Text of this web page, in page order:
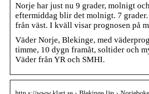
Norje har just nu 9 grader, molnigt
eftermiddag blir det molnigt. 7
från väst. I kväll visar prognosen på
Väder Norje, Blekinge, med
timme, 10 dygn framåt, soltider och
Väder från YR och SMHI.